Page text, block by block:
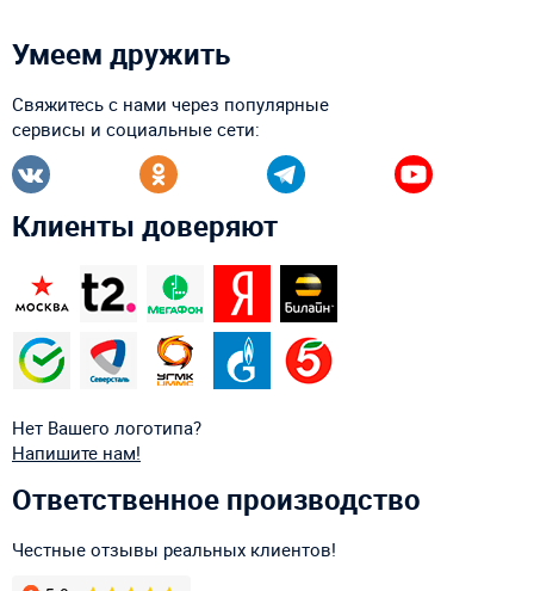
Умеем дружить
Свяжитесь с нами через популярные
сервисы и социальные сети:
Клиенты доверяют
Нет Вашего логотипа?
Напишите нам!
Ответственное производство
Честные отзывы реальных клиентов!